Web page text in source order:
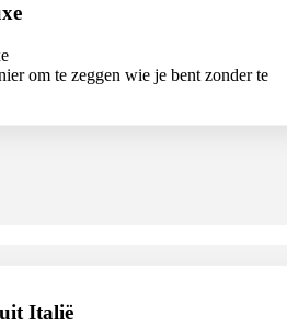
om te zeggen wie je bent zonder te
Italië